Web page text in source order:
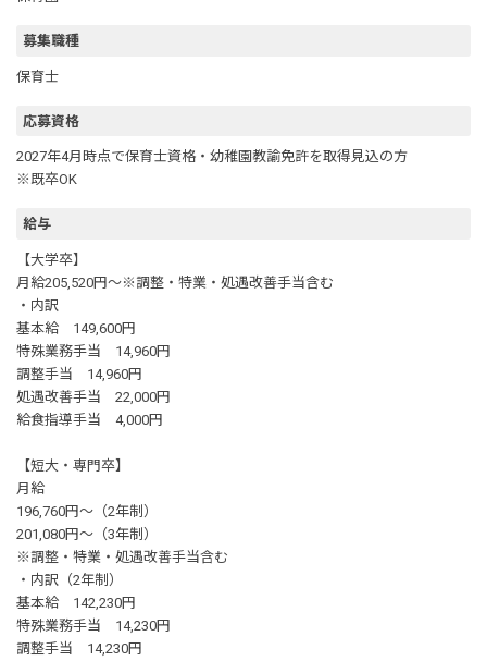
募集職種
保育士
応募資格
2027年4月時点で保育士資格・幼稚園教諭免許を取得見込の方
※既卒OK
給与
【大学卒】
月給205,520円～※調整・特業・処遇改善手当含む
・内訳
基本給 149,600円
特殊業務手当 14,960円
調整手当 14,960円
処遇改善手当 22,000円
給食指導手当 4,000円
【短大・専門卒】
月給
196,760円～（2年制）
201,080円～（3年制）
※調整・特業・処遇改善手当含む
・内訳（2年制）
基本給 142,230円
特殊業務手当 14,230円
調整手当 14,230円